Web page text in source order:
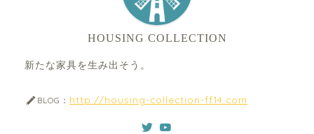
HOUSING COLLECTION
新たな家具を生み出そう。
BLOG： http://housing-collection-ff14.com